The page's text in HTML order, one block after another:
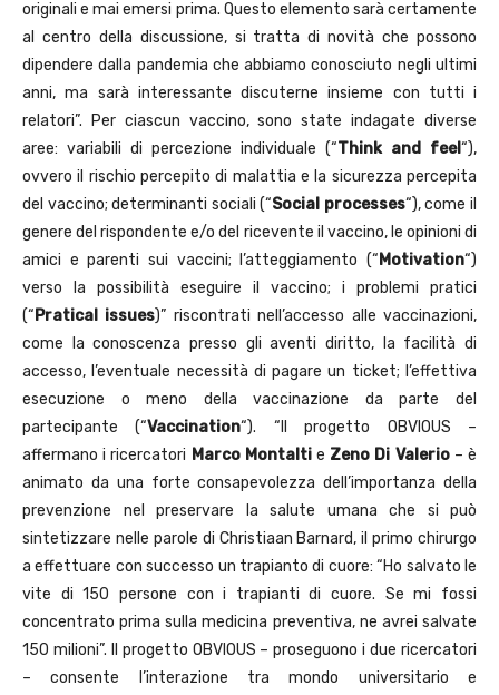
originali e mai emersi prima. Questo elemento sarà certamente
al centro della discussione, si tratta di novità che possono
dipendere dalla pandemia che abbiamo conosciuto negli ultimi
anni, ma sarà interessante discuterne insieme con tutti i
relatori”. Per ciascun vaccino, sono state indagate diverse
aree: variabili di percezione individuale (“Think and feel“),
ovvero il rischio percepito di malattia e la sicurezza percepita
del vaccino; determinanti sociali (“Social processes“), come il
genere del rispondente e/o del ricevente il vaccino, le opinioni di
amici e parenti sui vaccini; l’atteggiamento (“Motivation“)
verso la possibilità eseguire il vaccino; i problemi pratici
(“Pratical issues)” riscontrati nell’accesso alle vaccinazioni,
come la conoscenza presso gli aventi diritto, la facilità di
accesso, l’eventuale necessità di pagare un ticket; l’effettiva
esecuzione o meno della vaccinazione da parte del
partecipante (“Vaccination“). “Il progetto OBVIOUS –
affermano i ricercatori Marco Montaltie Zeno Di Valerio– è
animato da una forte consapevolezza dell’importanza della
prevenzione nel preservare la salute umana che si può
sintetizzare nelle parole di Christiaan Barnard, il primo chirurgo
a effettuare con successo un trapianto di cuore: “Ho salvato le
vite di 150 persone con i trapianti di cuore. Se mi fossi
concentrato prima sulla medicina preventiva, ne avrei salvate
150 milioni”. Il progetto OBVIOUS – proseguono i due ricercatori
– consente l’interazione tra mondo universitario e